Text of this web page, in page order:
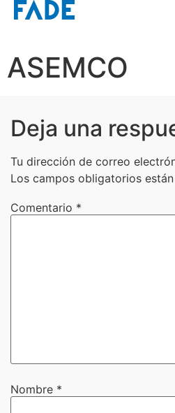
ASEMCO
Deja una
Tu dirección de correo
Los campos obligatorios
Comentario *
Nombre *